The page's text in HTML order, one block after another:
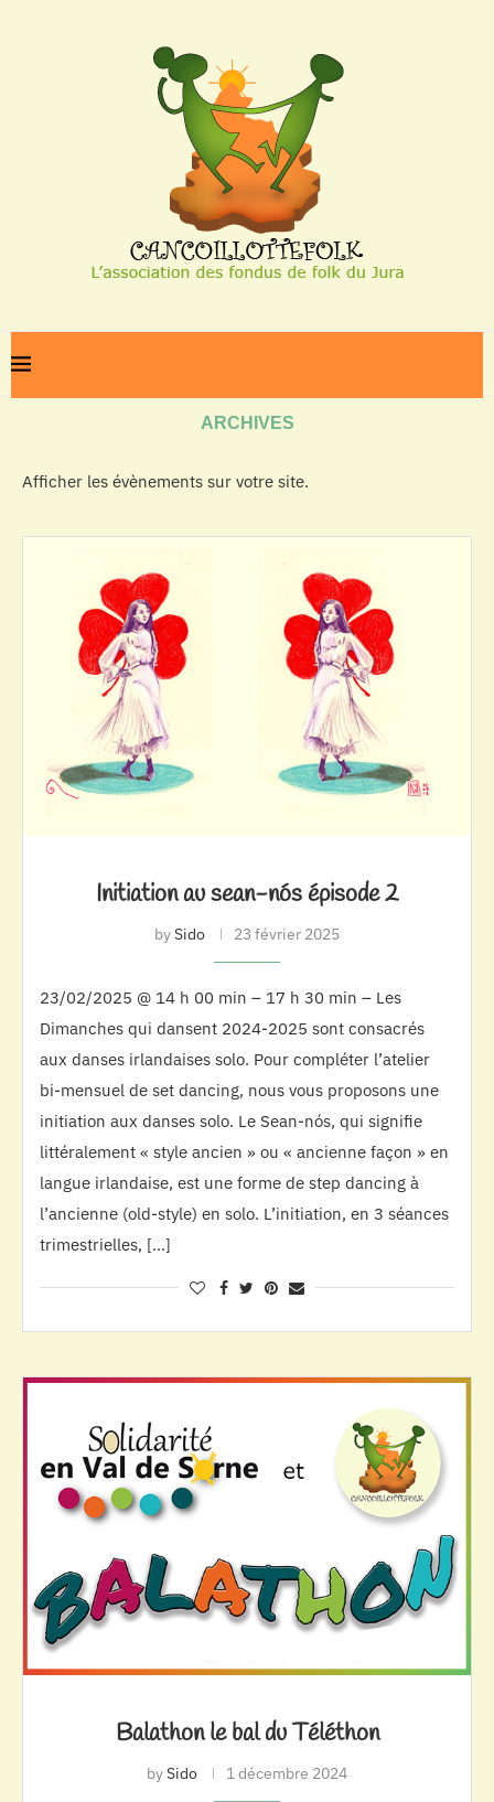
ARCHIVES
Afficher les évènements sur votre site.
Initiation au sean-nós épisode 2
bySido 23 février 2025
23/02/2025 @ 14 h 00 min – 17 h 30 min – Les
Dimanches qui dansent 2024-2025 sont consacrés
aux danses irlandaises solo. Pour compléter l’atelier
bi-mensuel de set dancing, nous vous proposons une
initiation aux danses solo. Le Sean-nós, qui signifie
littéralement « style ancien » ou « ancienne façon » en
langue irlandaise, est une forme de step dancing à
l’ancienne (old-style) en solo. L’initiation, en 3 séances
trimestrielles, […]
Balathon le bal du Téléthon
bySido 1 décembre 2024